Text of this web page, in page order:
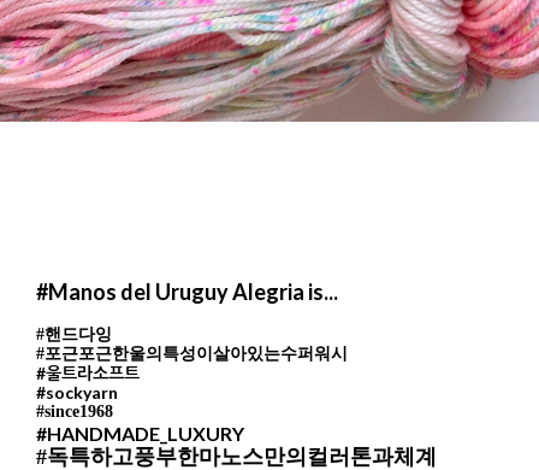
#Manos del UruguyAlegria is...
#핸드다잉
#포근포근한울의특성이살아있는수퍼워시
#울트라소프트
#sockyarn
#since1968
#HANDMADE_LUXURY
#독특하고풍부한마노스만의컬러톤과체계